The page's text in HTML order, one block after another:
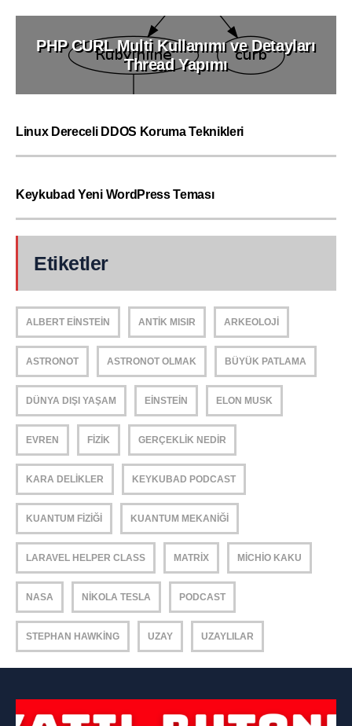
PHP CURL Multi Kullanımı ve Detayları
Thread Yapımı
Linux Dereceli DDOS Koruma Teknikleri
Keykubad Yeni WordPress Teması
Etiketler
ALBERT EINSTEIN ANTIK MISIR ARKEOLOJI
ASTRONOT ASTRONOT OLMAK BÜYÜK PATLAMA
DÜNYA DIŞI YAŞAM EINSTEIN ELON MUSK
EVREN FIZIK GERÇEKLIK NEDIR
KARA DELIKLER KEYKUBAD PODCAST
KUANTUM FIZIĞI KUANTUM MEKANIĞI
LARAVEL HELPER CLASS MATRIX MICHIO KAKU
NASA NIKOLA TESLA PODCAST
STEPHAN HAWKING UZAY UZAYLILAR